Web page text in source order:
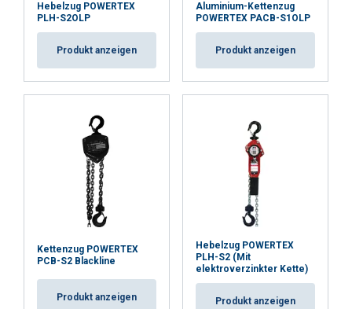
Hebelzug POWERTEX
PLH-S2OLP
Produkt anzeigen
Aluminium-Kettenzug
POWERTEX PACB-S1OLP
Produkt anzeigen
Kettenzug POWERTEX
PCB-S2 Blackline
Produkt anzeigen
Hebelzug POWERTEX
PLH-S2 (Mit
elektroverzinkter Kette)
Produkt anzeigen